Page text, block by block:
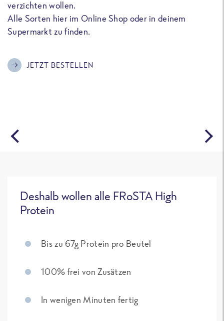
verzichten wollen.
Alle Sorten hier im Online Shop oder in deinem
Supermarkt zu finden.
JETZT BESTELLEN
Deshalb wollen alle FRoSTA High
Protein
Bis zu 67g Protein pro Beutel
100% frei von Zusätzen
In wenigen Minuten fertig